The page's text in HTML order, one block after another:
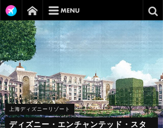
上海ディズニーリゾート
ディズニー・エンチャンテッド・スタ